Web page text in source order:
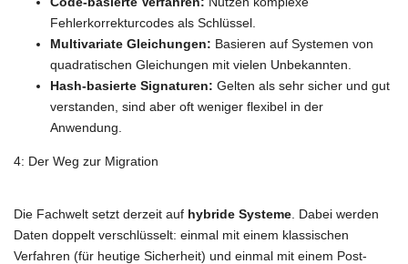
Fehlerkorrekturcodes als Schlüssel.
Multivariate Gleichungen: Basieren auf Systemen von
quadratischen Gleichungen mit vielen Unbekannten.
Hash-basierte Signaturen: Gelten als sehr sicher und gut
verstanden, sind aber oft weniger flexibel in der
Anwendung.
4: Der Weg zur Migration
Die Fachwelt setzt derzeit auf hybride Systeme . Dabei werden
Daten doppelt verschlüsselt: einmal mit einem klassischen
Verfahren (für heutige Sicherheit) und einmal mit einem Post-